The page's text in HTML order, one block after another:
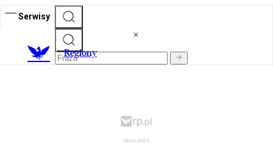
Serwisy
Regiony